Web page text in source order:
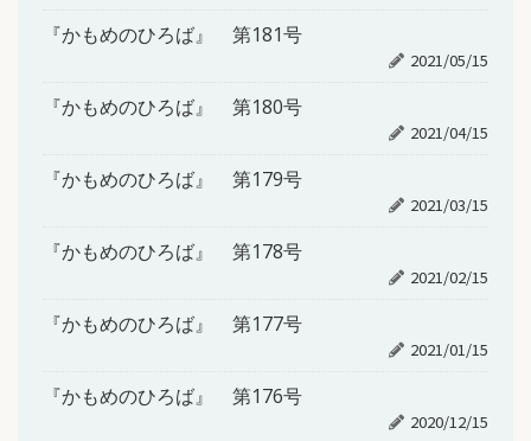
『かもめのひろば』 第181号
2021/05/15
『かもめのひろば』 第180号
2021/04/15
『かもめのひろば』 第179号
2021/03/15
『かもめのひろば』 第178号
2021/02/15
『かもめのひろば』 第177号
2021/01/15
『かもめのひろば』 第176号
2020/12/15